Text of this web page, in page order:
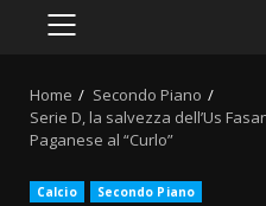
PRIMARY
Home
Secondo Piano
Serie D, la salvezza dell’Us
Paganese al “Curlo”
Calcio Secondo Piano